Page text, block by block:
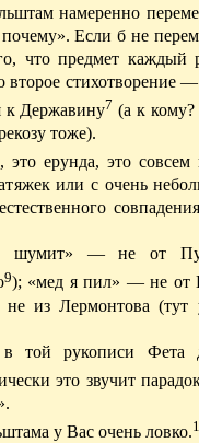
намеренно
Если б не
что предмет каждый
второе стихотворение
к Державину7 (а к
тоже).
ерунда, это совсем
или сочень
шумит» — не от
9); «мед я пил» — не от
из Лермонтова
рукописи Фета
это звучит
у Вас очень ловко.